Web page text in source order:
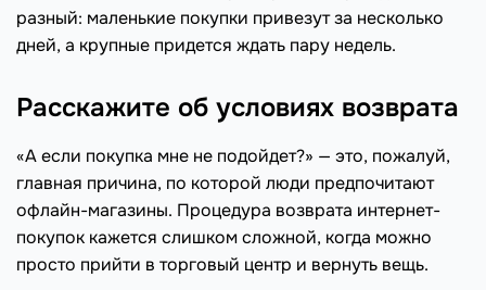
разный: маленькие покупки привезут за несколько
дней, а крупные придется ждать пару недель.
Расскажите об условиях возврата
«А если покупка мне не подойдет?» — это, пожалуй,
главная причина, по которой люди предпочитают
офлайн-магазины. Процедура возврата интернет-
покупок кажется слишком сложной, когда можно
просто прийти в торговый центр и вернуть вещь.